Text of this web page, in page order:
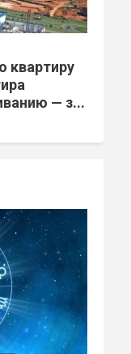
квартиру
— з...